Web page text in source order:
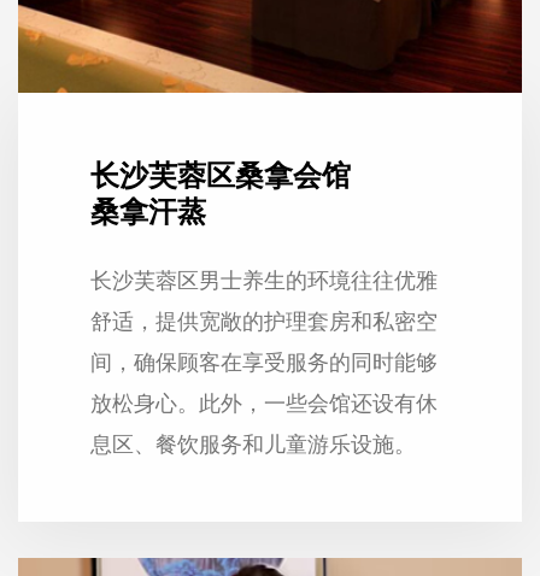
长沙芙蓉区桑拿会馆
桑拿汗蒸
长沙芙蓉区男士养生的环境往往优雅
舒适，提供宽敞的护理套房和私密空
间，确保顾客在享受服务的同时能够
放松身心。此外，一些会馆还设有休
息区、餐饮服务和儿童游乐设施。